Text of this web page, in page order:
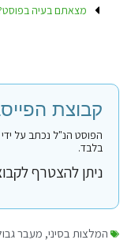
מצאתם בעיה
קבוצת
בלבד.
ניתן להצטרף
המלצות בסיני, מעבר